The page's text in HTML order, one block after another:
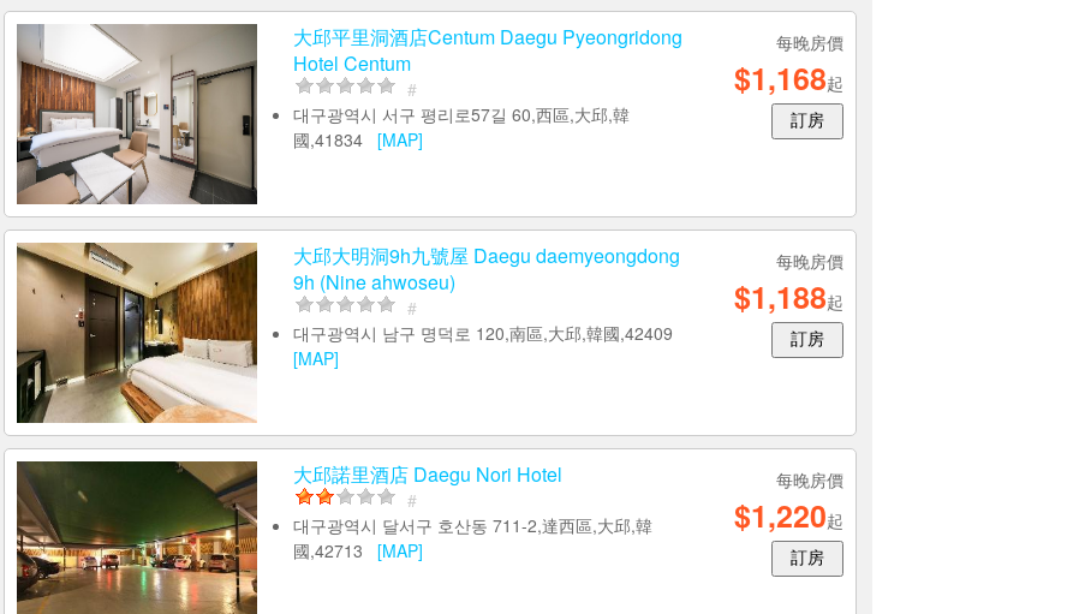
每晚房價
$1,168起
訂房
大邱平里洞酒店Centum Daegu Pyeongridong
Hotel Centum
#
대구광역시 서구 평리로57길 60,西區,大邱,韓
國,41834 [MAP]
每晚房價
$1,188起
訂房
大邱大明洞9h九號屋 Daegu daemyeongdong
9h (Nine ahwoseu)
#
대구광역시 남구 명덕로 120,南區,大邱,韓國,42409
[MAP]
每晚房價
$1,220起
訂房
大邱諾里酒店 Daegu Nori Hotel
#
대구광역시 달서구 호산동 711-2,達西區,大邱,韓
國,42713 [MAP]